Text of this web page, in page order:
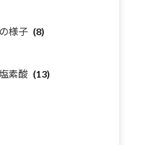
様子 (8)
素酸 (13)